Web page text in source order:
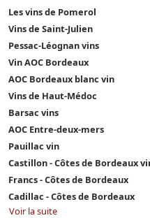
Les vins de Pomerol
Vins de Saint-Julien
Pessac-Léognan vins
Vin AOC Bordeaux
AOC Bordeaux blanc vin
Vins de Haut-Médoc
Barsac vins
AOC Entre-deux-mers
Pauillac vin
Castillon - Côtes de Bordeaux
Francs - Côtes de Bordeaux
Cadillac - Côtes de Bordeaux
Voir la suite